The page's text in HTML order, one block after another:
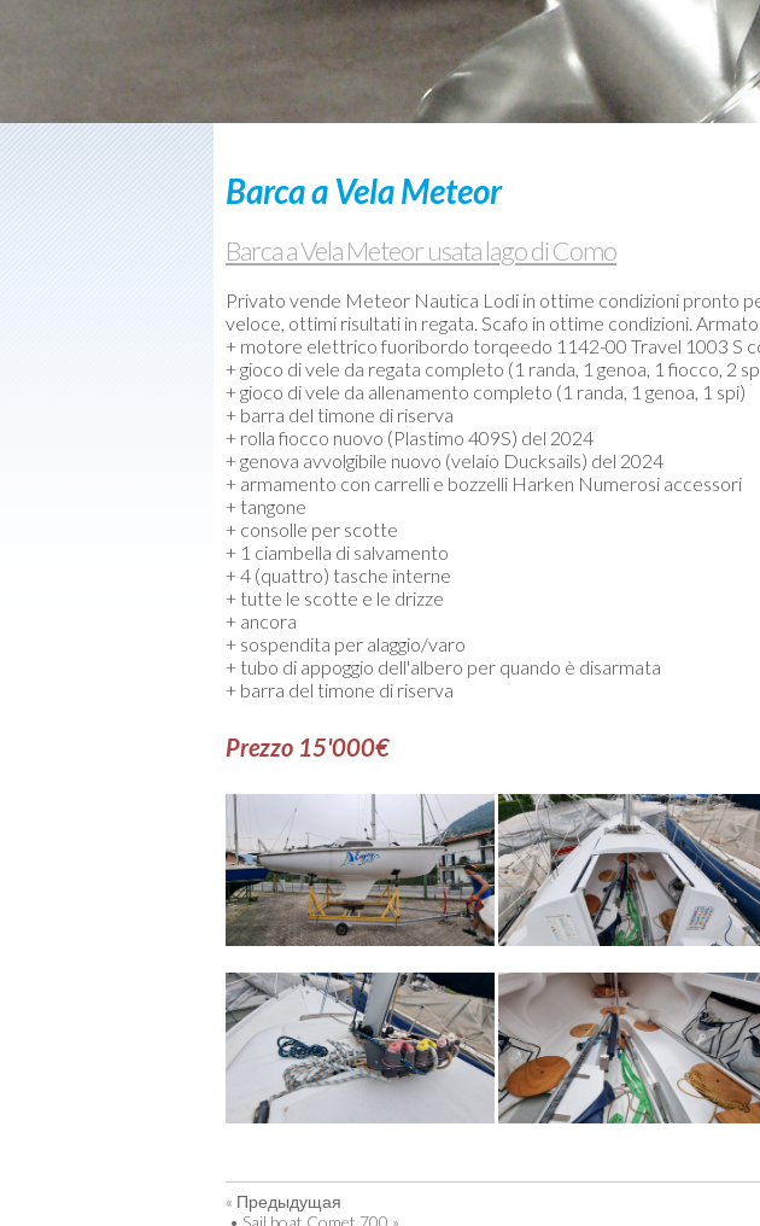
Веб-
камеры
Контакты
Barca a Vela Meteor
Barca a Vela Meteor usata lago di Como
Privato vende Meteor Nautica Lodi in ottime condizioni pronto
veloce, ottimi risultati in regata. Scafo in ottime condizioni.
+ motore elettrico fuoribordo torqeedo 1142-00 Travel 1003 S
+ gioco di vele da regata completo (1 randa, 1 genoa, 1 fiocco, 2
+ gioco di vele da allenamento completo (1 randa, 1 genoa, 1 spi)
+ barra del timone di riserva
+ rolla fiocco nuovo (Plastimo 409S) del 2024
+ genova avvolgibile nuovo (velaio Ducksails) del 2024
+ armamento con carrelli e bozzelli Harken Numerosi accessori
+ tangone
+ consolle per scotte
+ 1 ciambella di salvamento
+ 4 (quattro) tasche interne
+ tutte le scotte e le drizze
+ ancora
+ sospendita per alaggio/varo
+ tubo di appoggio dell'albero per quando è disarmata
+ barra del timone di riserva
Prezzo 15'000€
« Предыдущая